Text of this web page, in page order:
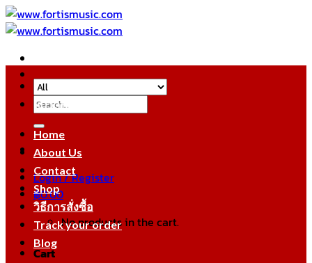
Skip
to
Search
for:
Login / Register
฿0.00
No products in the cart.
Cart
หมวดหมู่สินค้า
Home
About Us
Contact
Shop
วิธีการสั่งซื้อ
Track your order
Blog